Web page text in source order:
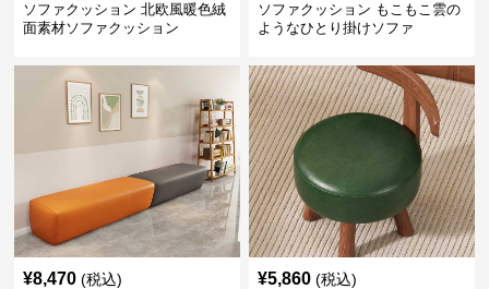
ソファクッション 北欧風暖色絨
面素材ソファクッション
ソファクッション もこもこ雲の
ようなひとり掛けソファ
¥8,470 (税込) ¥5,860 (税込)